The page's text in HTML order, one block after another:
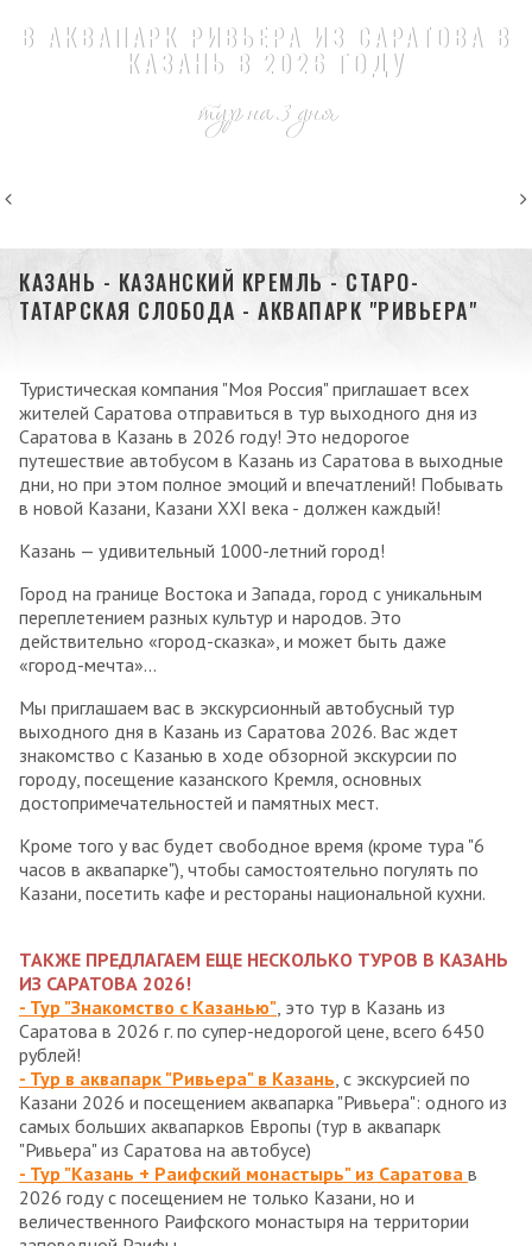
В АКВАПАРК РИВЬЕРА ИЗ САРАТОВА В
КАЗАНЬ В 2026 ГОДУ
тур на 3 дня
КАЗАНЬ - КАЗАНСКИЙ КРЕМЛЬ - СТАРО-
ТАТАРСКАЯ СЛОБОДА - АКВАПАРК "РИВЬЕРА"
Туристическая компания "Моя Россия" приглашает всех
жителей Саратова отправиться в тур выходного дня из
Саратова в Казань в 2026 году! Это недорогое
путешествие автобусом в Казань из Саратова в выходные
дни, но при этом полное эмоций и впечатлений! Побывать
в новой Казани, Казани XXI века - должен каждый!
Казань — удивительный 1000-летний город!
Город на границе Востока и Запада, город с уникальным
переплетением разных культур и народов. Это
действительно «город-сказка», и может быть даже
«город-мечта»...
Мы приглашаем вас в экскурсионный автобусный тур
выходного дня в Казань из Саратова 2026. Вас ждет
знакомство с Казанью в ходе обзорной экскурсии по
городу, посещение казанского Кремля, основных
достопримечательностей и памятных мест.
Кроме того у вас будет свободное время (кроме тура "6
часов в аквапарке"), чтобы самостоятельно погулять по
Казани, посетить кафе и рестораны национальной кухни.
ТАКЖЕ ПРЕДЛАГАЕМ ЕЩЕ НЕСКОЛЬКО ТУРОВ В КАЗАНЬ
ИЗ САРАТОВА 2026!
- Тур "Знакомство с Казанью", это тур в Казань из
Саратова в 2026 г. по супер-недорогой цене, всего 6450
рублей!
- Тур в аквапарк "Ривьера" в Казань, с экскурсией по
Казани 2026 и посещением аквапарка "Ривьера": одного из
самых больших аквапарков Европы (тур в аквапарк
"Ривьера" из Саратова на автобусе)
- Тур "Казань + Раифский монастырь" из Саратова в
2026 году с посещением не только Казани, но и
величественного Раифского монастыря на территории